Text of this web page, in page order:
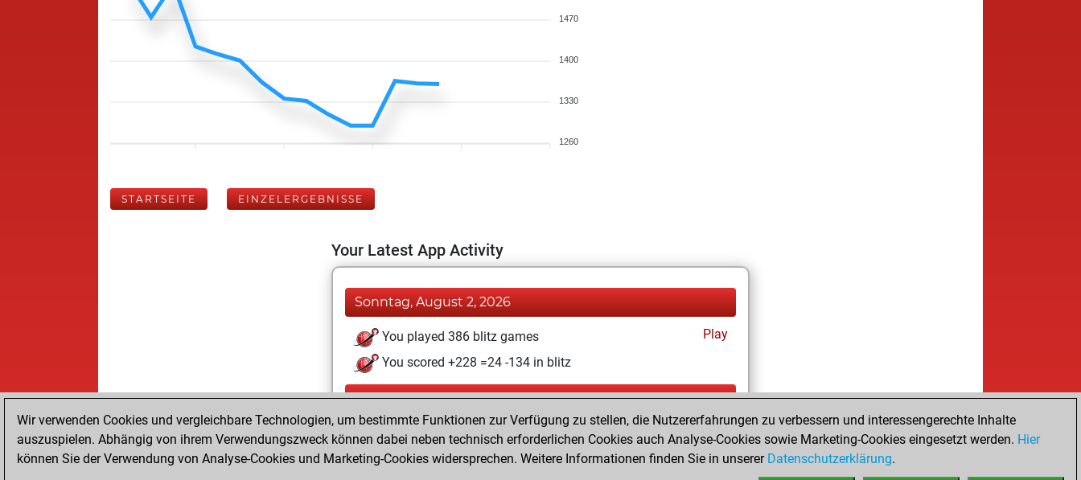
1470
1400
1330
1260
STARTSEITE EINZELERGEBNISSE
Your Latest App Activity
Sonntag, August 2, 2026
You played 386 blitz games
Play
You scored +228 =24 -134 in blitz
Donnerstag, Mai 1, 2025
You played 14 bullet games
Play
You scored +2 =0 -12 in bullet
Wir verwenden Cookies und vergleichbare Technologien, um bestimmte Funktionen zur Verfügung zu stellen, die Nutzererfahrungen zu verbessern und interessengerechte Inhalte
auszuspielen. Abhängig von ihrem Verwendungszweck können dabei neben technisch erforderlichen Cookies auch Analyse-Cookies sowie Marketing-Cookies eingesetzt werden. Hier
können Sie der Verwendung von Analyse-Cookies und Marketing-Cookies widersprechen. Weitere Informationen finden Sie in unserer Datenschutzerklärung.